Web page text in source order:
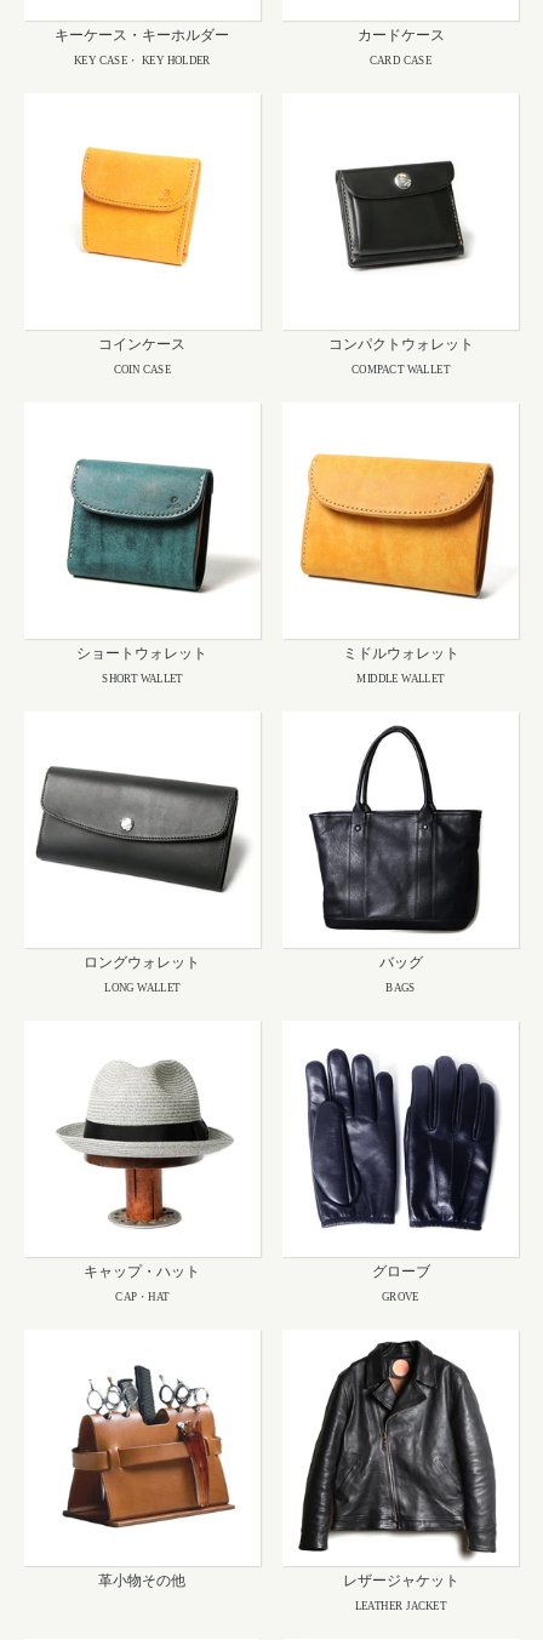
キーケース・キーホルダー
KEY CASE・ KEY HOLDER
カードケース
CARD CASE
コインケース
COIN CASE
コンパクトウォレット
COMPACT WALLET
ショートウォレット
SHORT WALLET
ミドルウォレット
MIDDLE WALLET
ロングウォレット
LONG WALLET
バッグ
BAGS
キャップ・ハット
CAP・HAT
グローブ
GROVE
革小物その他 レザージャケット
LEATHER JACKET